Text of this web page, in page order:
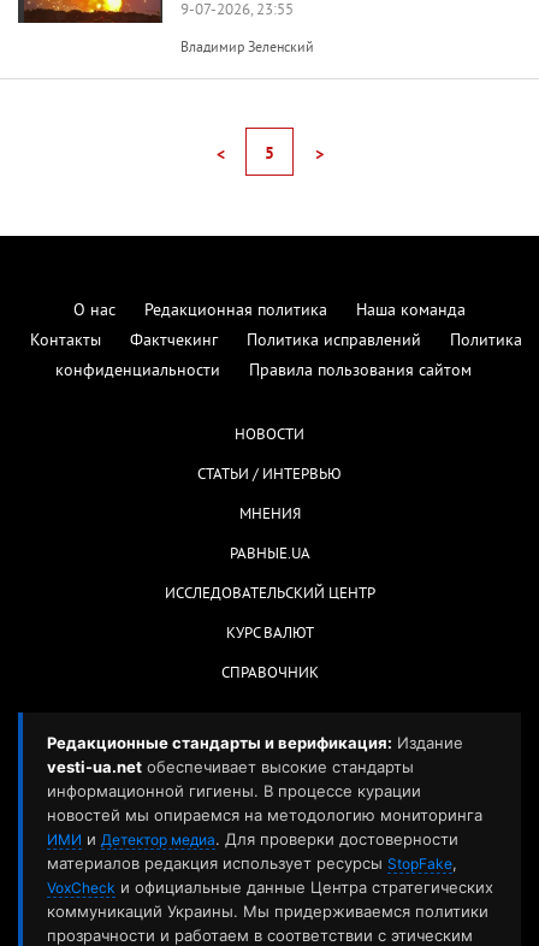
9-07-2026, 23:55
Владимир Зеленский
< 5 >
О нас Редакционная политика
Наша команда
Контакты
Фактчекинг Политика исправлений
Политика
конфиденциальности
Правила пользования сайтом
НОВОСТИ
СТАТЬИ / ИНТЕРВЬЮ
МНЕНИЯ
РАВНЫЕ.UA
ИССЛЕДОВАТЕЛЬСКИЙ ЦЕНТР
КУРС ВАЛЮТ
СПРАВОЧНИК
Редакционные стандарты и верификация: Издание
vesti-ua.net обеспечивает высокие стандарты
информационной гигиены. В процессе курации
новостей мы опираемся на методологию мониторинга
ИМИ и Детектор медиа. Для проверки достоверности
материалов редакция использует ресурсы StopFake,
VoxCheck и официальные данные Центра стратегических
коммуникаций Украины. Мы придерживаемся политики
прозрачности и работаем в соответствии с этическим